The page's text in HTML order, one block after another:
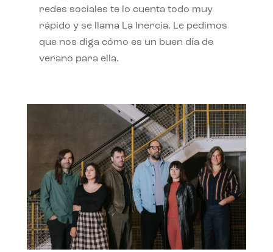
redes sociales te lo cuenta todo muy
rápido y se llama La Inercia. Le pedimos
que nos diga cómo es un buen día de
verano para ella.